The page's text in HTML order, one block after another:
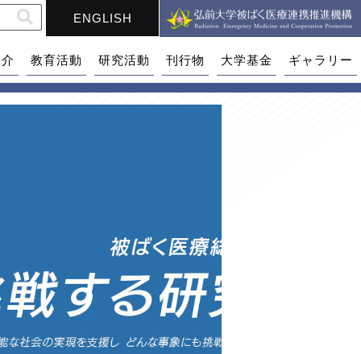
ENGLISH
教育活動 研究活動 刊行物 大学基金 ギャラリー